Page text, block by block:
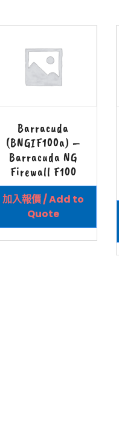
Barracuda
(BNGIF100a) –
Barracuda NG
Firewall F100
加入報價 / Add to
Quote